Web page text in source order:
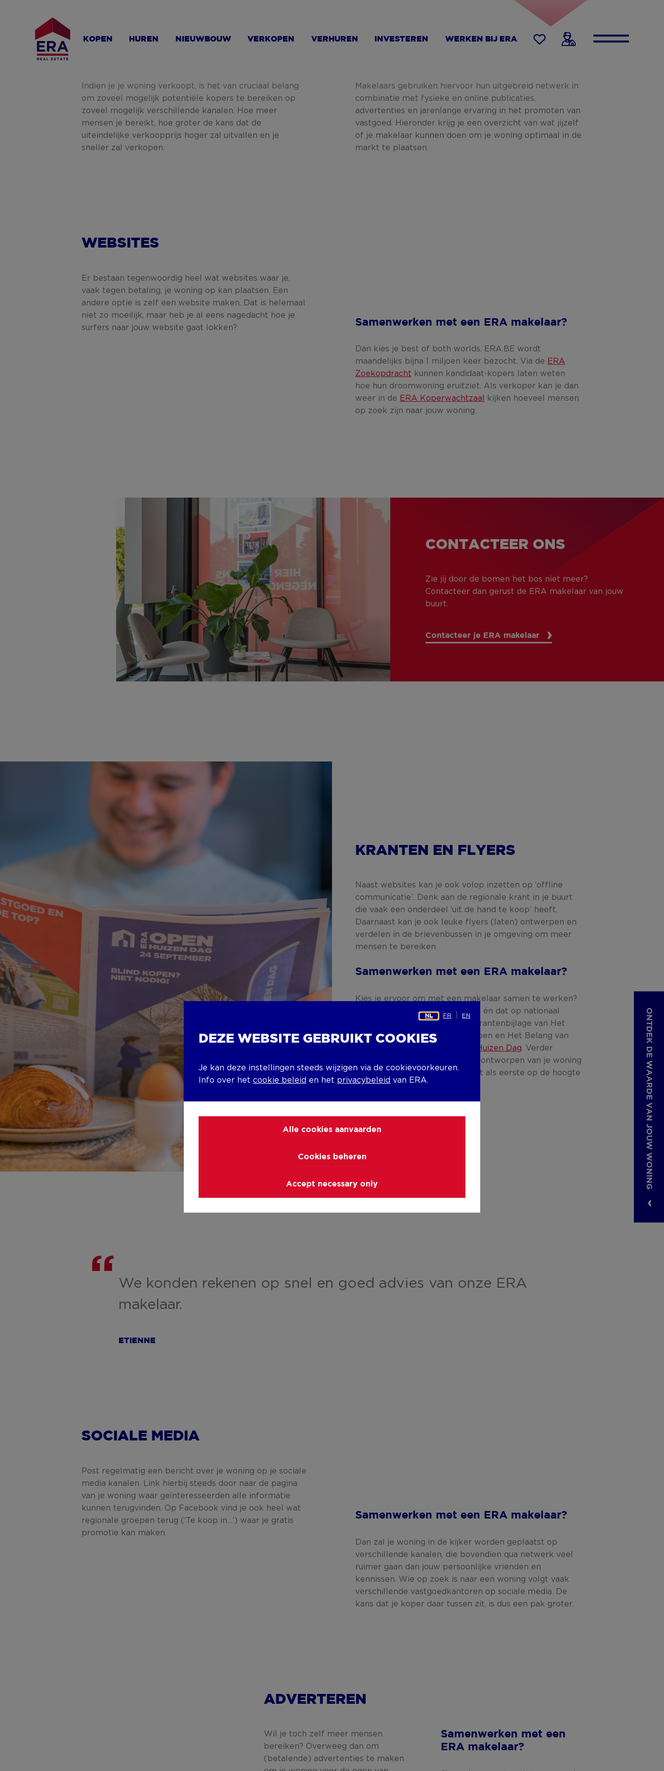
KOPEN HUREN NIEUWBOUW VERKOPEN VERHUREN INVESTEREN WERKEN BIJ ERA
Indien je je woning verkoopt, is het van cruciaal belang
om zoveel mogelijk potentiële kopers te bereiken op
zoveel mogelijk verschillende kanalen. Hoe meer
mensen je bereikt, hoe groter de kans dat de
uiteindelijke verkoopprijs hoger zal uitvallen en je
sneller zal verkopen.
Makelaars gebruiken hiervoor hun uitgebreid netwerk in
combinatie met fysieke en online publicaties,
advertenties en jarenlange ervaring in het promoten van
vastgoed. Hieronder krijg je een overzicht van wat jijzelf
of je makelaar kunnen doen om je woning optimaal in de
markt te plaatsen.
WEBSITES
Er bestaan tegenwoordig heel wat websites waar je,
vaak tegen betaling, je woning op kan plaatsen. Een
andere optie is zelf een website maken. Dat is helemaal
niet zo moeilijk, maar heb je al eens nagedacht hoe je
surfers naar jouw website gaat lokken?
Samenwerken met een ERA makelaar?
Dan kies je best of both worlds. ERA.BE wordt
maandelijks bijna 1 miljoen keer bezocht. Via de ERA
Zoekopdracht kunnen kandidaat-kopers laten weten
hoe hun droomwoning eruitziet. Als verkoper kan je dan
weer in de ERA Koperwachtzaal
kijken hoeveel mensen
op zoek zijn naar jouw woning.
CONTACTEER ONS
Zie jij door de bomen het bos niet meer?
Contacteer dan gerust de ERA makelaar van jouw
buurt.
Contacteer je ERA makelaar
KRANTEN EN FLYERS
Naast websites kan je ook volop inzetten op ‘offline
communicatie’. Denk aan de regionale krant in je buurt
die vaak een onderdeel ‘uit de hand te koop’ heeft.
Daarnaast kan je ook leuke flyers (laten) ontwerpen en
verdelen in de brievenbussen in je omgeving om meer
mensen te bereiken.
Samenwerken met een ERA makelaar?
Kies je ervoor om met een makelaar samen te werken?
Dan kan je hier ook op rekenen én dat op nationaal
niveau. Zo komt je pand in de krantenbijlage van Het
Nieuwsblad, Gazet van Antwerpen en Het Belang van
ERA Open Huizen Dag . Verder
worden er professionele flyers ontworpen van je woning
die bedeeld worden om je buurt als eerste op de hoogte
te brengen.
We konden rekenen op snel en goed advies van onze ERA
makelaar.
ETIENNE
SOCIALE MEDIA
Post regelmatig een bericht over je woning op je sociale
media kanalen. Link hierbij steeds door naar de pagina
van je woning waar geïnteresseerden alle informatie
kunnen terugvinden. Op Facebook vind je ook heel wat
regionale groepen terug (‘Te koop in…’) waar je gratis
promotie kan maken.
Samenwerken met een ERA makelaar?
Dan zal je woning in de kijker worden geplaatst op
verschillende kanalen, die bovendien qua netwerk veel
ruimer gaan dan jouw persoonlijke vrienden en
kennissen. Wie op zoek is naar een woning volgt vaak
verschillende vastgoedkantoren op sociale media. De
kans dat je koper daar tussen zit, is dus een pak groter.
ADVERTEREN
Wil je toch zelf meer mensen
bereiken? Overweeg dan om
(betalende) advertenties te maken
Samenwerken met een
ERA makelaar?
ONTDEK DE WAARDE VAN JOUW WONING
NL FR EN
DEZE WEBSITE GEBRUIKT COOKIES
Je kan deze instellingen steeds wijzigen via de cookievoorkeuren.
Info over het cookie beleid en het privacybeleid van ERA.
Alle cookies aanvaarden
Cookies beheren
Accept necessary only